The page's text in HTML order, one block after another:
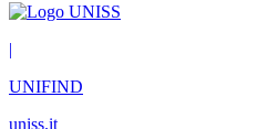
|
UNIFIND
uniss.it